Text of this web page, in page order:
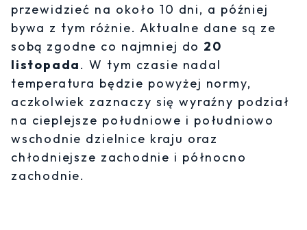
przewidzieć na około 10 dni, a później
bywa z tym różnie. Aktualne dane są ze
sobą zgodne co najmniej do 20
listopada. W tym czasie nadal
temperatura będzie powyżej normy,
aczkolwiek zaznaczy się wyraźny podział
na cieplejsze południowe i południowo
wschodnie dzielnice kraju oraz
chłodniejsze zachodnie i północno
zachodnie.